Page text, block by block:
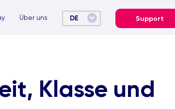
Über uns DE Support
Klasse und